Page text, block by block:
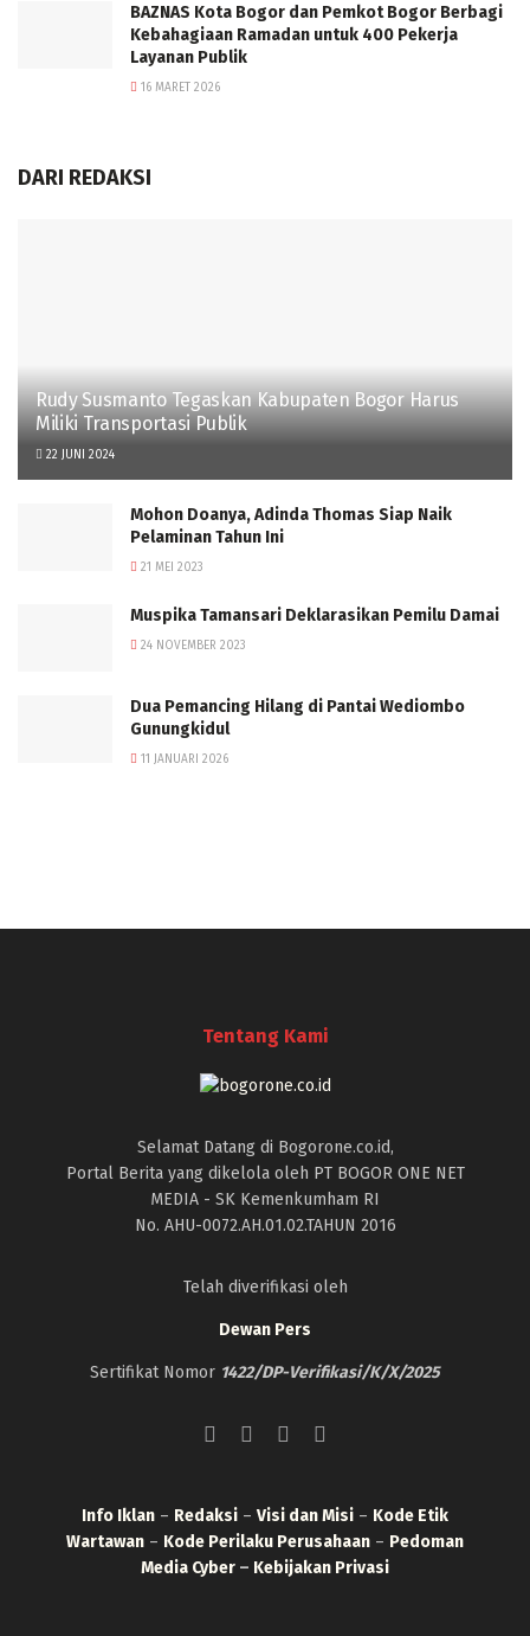
BAZNAS Kota Bogor dan Pemkot Bogor Berbagi
Kebahagiaan Ramadan untuk 400 Pekerja
Layanan Publik
16 MARET 2026
DARI REDAKSI
Rudy Susmanto Tegaskan Kabupaten Bogor Harus
Miliki Transportasi Publik
22 JUNI 2024
Mohon Doanya, Adinda Thomas Siap Naik
Pelaminan Tahun Ini
21 MEI 2023
Muspika Tamansari Deklarasikan Pemilu Damai
24 NOVEMBER 2023
Dua Pemancing Hilang di Pantai Wediombo
Gunungkidul
11 JANUARI 2026
Tentang Kami
Selamat Datang di Bogorone.co.id,
Portal Berita yang dikelola oleh PT BOGOR ONE NET
MEDIA - SK Kemenkumham RI
No. AHU-0072.AH.01.02.TAHUN 2016
Telah diverifikasi oleh
Dewan Pers
Sertifikat Nomor 1422/DP-Verifikasi/K/X/2025
Info Iklan – Redaksi – Visi dan Misi – Kode Etik
Wartawan – Kode Perilaku Perusahaan – Pedoman
Media Cyber – Kebijakan Privasi